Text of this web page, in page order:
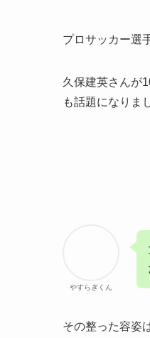
プロサッカー選
久保建英さんが
も話題になりま
やすらぎくん
その整った容姿